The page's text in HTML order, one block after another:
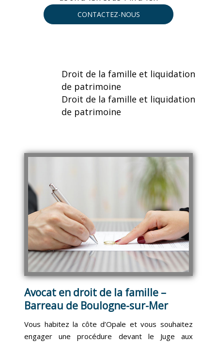
CONTACTEZ-NOUS
Droit de la famille et liquidation
de patrimoine
Droit de la famille et liquidation
de patrimoine
Avocat en droit de la famille –
Barreau de Boulogne-sur-Mer
Vous habitez la côte d’Opale et vous souhaitez
engager une procédure devant le Juge aux